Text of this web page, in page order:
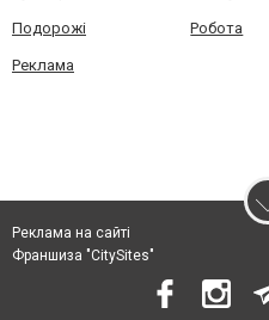
Подорожі Робота
Реклама
Реклама на сайті
Франшиза "CitySites"